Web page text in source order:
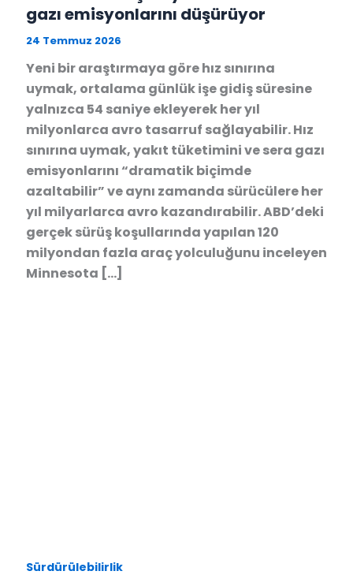
gazı emisyonlarını düşürüyor
24 Temmuz 2026
Yeni bir araştırmaya göre hız sınırına
uymak, ortalama günlük işe gidiş süresine
yalnızca 54 saniye ekleyerek her yıl
milyonlarca avro tasarruf sağlayabilir. Hız
sınırına uymak, yakıt tüketimini ve sera gazı
emisyonlarını “dramatik biçimde
azaltabilir” ve aynı zamanda sürücülere her
yıl milyarlarca avro kazandırabilir. ABD’deki
gerçek sürüş koşullarında yapılan 120
milyondan fazla araç yolculuğunu inceleyen
Minnesota […]
Sürdürülebilirlik